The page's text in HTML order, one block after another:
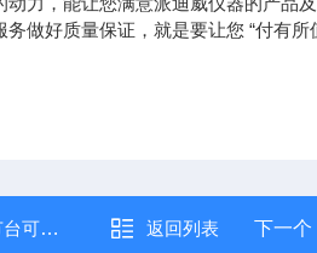
做好质量保证，就是要让您 “付有
旋转 返回列表 下一个